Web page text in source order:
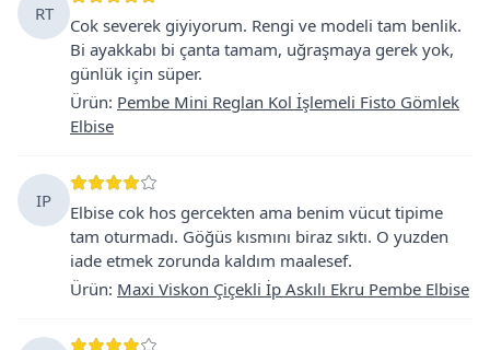
RT
Cok severek giyiyorum. Rengi ve modeli tam benlik.
Bi ayakkabı bi çanta tamam, uğraşmaya gerek yok,
günlük için süper.
Ürün: Pembe Mini Reglan Kol İşlemeli Fisto Gömlek
Elbise
IP
Elbise cok hos gercekten ama benim vücut tipime
tam oturmadı. Göğüs kısmını biraz sıktı. O yuzden
iade etmek zorunda kaldım maalesef.
Ürün: Maxi Viskon Çiçekli İp Askılı Ekru Pembe Elbise